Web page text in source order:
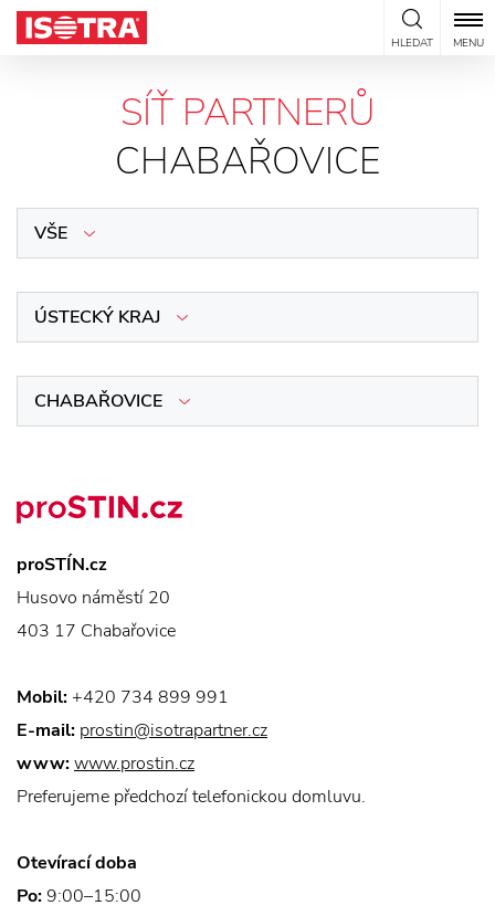
Přeskočit na obsah
HLEDAT MENU
SÍŤ PARTNERŮ
CHABAŘOVICE
VŠE
ÚSTECKÝ KRAJ
CHABAŘOVICE
proSTÍN.cz
Husovo náměstí 20
403 17 Chabařovice
Mobil: +420 734 899 991
E-mail: prostin@isotrapartner.cz
www:www.prostin.cz
Preferujeme předchozí telefonickou domluvu.
Otevírací doba
Po: 9:00–15:00